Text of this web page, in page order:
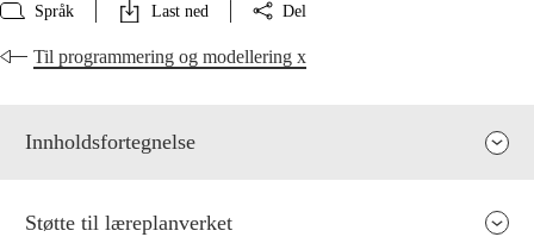
Språk Last ned Del
Til programmering og modellering x
Innholdsfortegnelse
Støtte til læreplanverket